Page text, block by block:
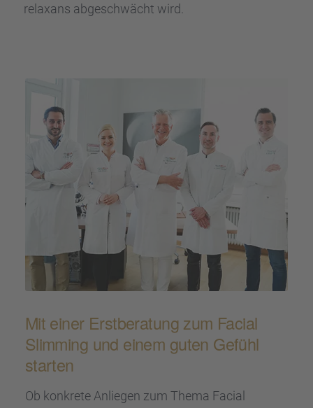
re­lax­ans abgeschwächt wird.
Mit einer Erstbe­ra­tung zum Facial
Slimming und einem guten Gefühl
starten
Ob konkrete Anlie­gen zum Thema Facial